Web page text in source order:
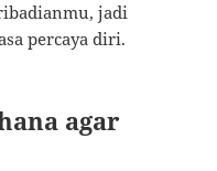
jadi
percaya diri.
agar